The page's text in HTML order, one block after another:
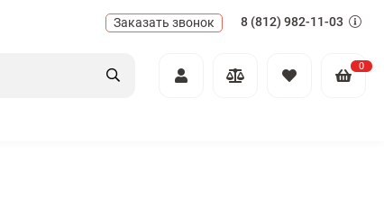
Заказать звонок 8 (812) 982-11-03
0